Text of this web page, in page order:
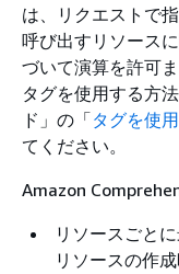
は、リクエストで
呼び出すリソース
づいて演算を許可
タグを使用する方
ド」の「タグを使
てください。
Amazon
リソースごと
リソースの作